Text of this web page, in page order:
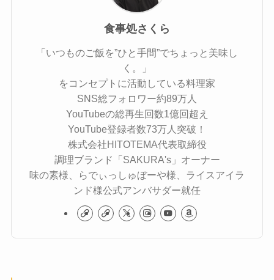
食事処さくら
「いつものご飯を”ひと手間”でちょっと美味し
く。」
をコンセプトに活動している料理家
SNS総フォロワー約89万人
YouTubeの総再生回数1億回超え
YouTube登録者数73万人突破！
株式会社HITOTEMA代表取締役
調理ブランド「SAKURA's」オーナー
味の素様、らでぃっしゅぼーや様、ライスアイラ
ンド様公式アンバサダー就任